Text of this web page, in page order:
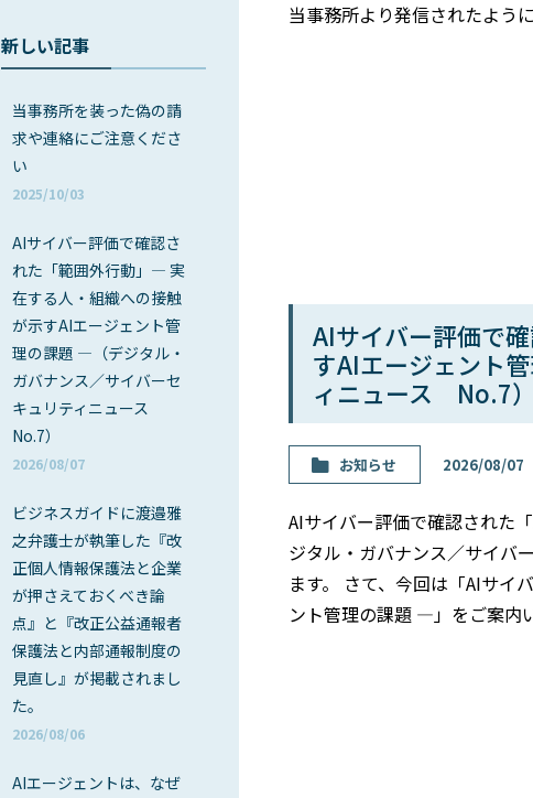
当事務所より発信されたよう
AIサイバー評価で
すAIエージェント
ィニュース No.7）
お知らせ 2026/08/07
AIサイバー評価で確認された
ジタル・ガバナンス／サイバ
ます。 さて、今回は「AIサ
ント管理の課題 ―」をご案内
新しい記事
当事務所を装った偽の請
求や連絡にご注意くださ
い
2025/10/03
AIサイバー評価で確認さ
れた「範囲外行動」― 実
在する人・組織への接触
が示すAIエージェント管
理の課題 ―（デジタル・
ガバナンス／サイバーセ
キュリティニュース
No.7）
2026/08/07
ビジネスガイドに渡邉雅
之弁護士が執筆した『改
正個人情報保護法と企業
が押さえておくべき論
点』と『改正公益通報者
保護法と内部通報制度の
見直し』が掲載されまし
た。
2026/08/06
AIエージェントは、なぜ